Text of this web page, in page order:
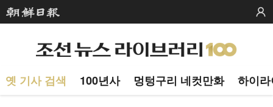
옛 기사 검색 100년사 멍텅구리 네컷만화 하이